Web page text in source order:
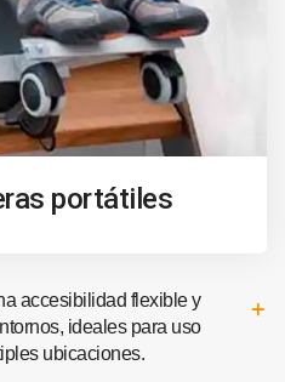
portátiles
accesibilidad flexible y
ideales para uso
ubicaciones.